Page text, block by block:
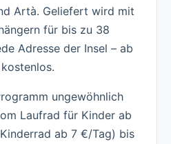
Artà. Geliefert wird mit
für bis zu 38
Adresse der Insel – ab
ungewöhnlich
Laufrad für Kinder ab
ab 7 €/Tag) bis